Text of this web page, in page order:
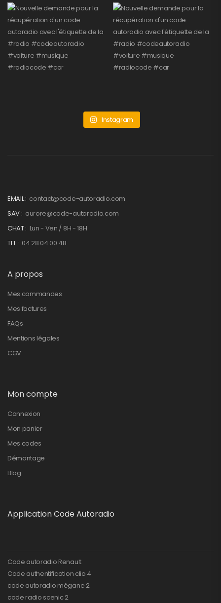
Instagram
EMAIL : contact@code-autoradio.com
SAV : aurore@code-autoradio.com
CHAT : Lun - Ven / 8H - 18H
TEL : 04 28 04 00 48
A propos
Mes commandes
Mes factures
FAQs
Mentions légales
CGV
Mon compte
Connexion
Mon panier
Mes codes
Démontage
Blog
Application Code Autoradio
Code autoradio Renault
Code authentification clio 4
code autoradio mégane 2
code radio scenic 2